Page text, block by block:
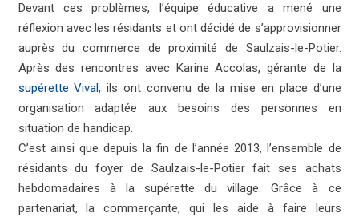
Devant ces problèmes, l’équipe éducative a mené une
réflexion avec les résidants et ont décidé de s’approvisionner
auprès du commerce de proximité de Saulzais-le-Potier.
Après des rencontres avec Karine Accolas, gérante de la
supérette Vival, ils ont convenu de la mise en place d’une
organisation adaptée aux besoins des personnes en
situation de handicap.
C’est ainsi que depuis la fin de l’année 2013, l’ensemble de
résidants du foyer de Saulzais-le-Potier fait ses achats
hebdomadaires à la supérette du village. Grâce à ce
partenariat, la commerçante, qui les aide à faire leurs